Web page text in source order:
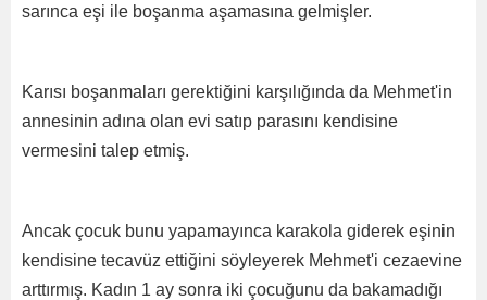
sarınca eşi ile boşanma aşamasına gelmişler.
Karısı boşanmaları gerektiğini karşılığında da Mehmet'in
annesinin adına olan evi satıp parasını kendisine
vermesini talep etmiş.
Ancak çocuk bunu yapamayınca karakola giderek eşinin
kendisine tecavüz ettiğini söyleyerek Mehmet'i cezaevine
arttırmış. Kadın 1 ay sonra iki çocuğunu da bakamadığı